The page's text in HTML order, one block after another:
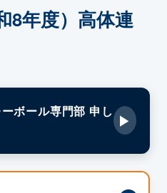
8年度）高体連
ボール専門部 申し ▶